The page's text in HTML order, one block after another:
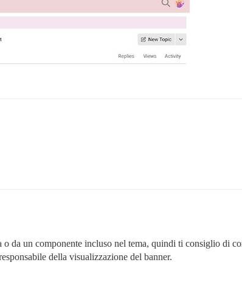
da un componente incluso nel tema, quindi ti consiglio di
della visualizzazione del banner.